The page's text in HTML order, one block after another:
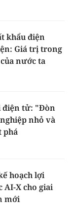
khẩu điện
Giá trị trong
nước ta
điện tử: "Đòn
nhỏ và
phá
hoạch lợi
AI-X cho giai
mới